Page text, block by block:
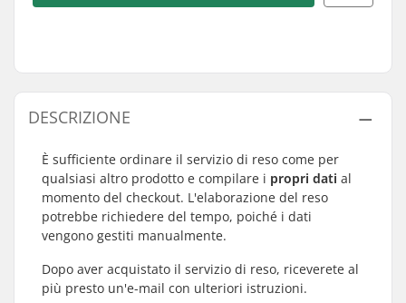
DESCRIZIONE
È sufficiente ordinare il servizio di reso come per
qualsiasi altro prodotto e compilare i propri dati al
momento del checkout. L'elaborazione del reso
potrebbe richiedere del tempo, poiché i dati
vengono gestiti manualmente.
Dopo aver acquistato il servizio di reso, riceverete al
più presto un'e-mail con ulteriori istruzioni.